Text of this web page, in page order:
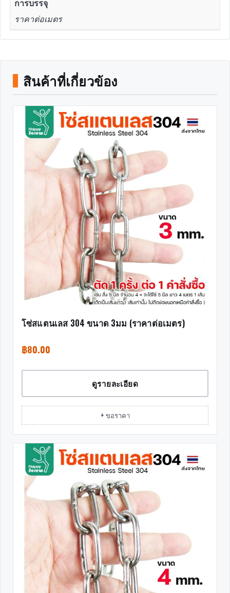
ราคาต่อเมตร
สินค้าที่เกี่ยวข้อง
โซ่สแตนเลส 304 ขนาด 3มม (ราคาต่อเมตร)
฿80.00
ดูรายละเอียด
+ ขอราคา